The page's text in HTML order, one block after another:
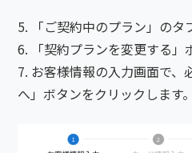
「ご契約中のプラン」のタ
「契約プランを変更する」
お客様情報の入力画面で、
へ」ボタンをクリックします。